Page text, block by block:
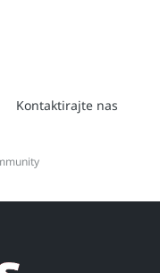
Kontaktirajte nas